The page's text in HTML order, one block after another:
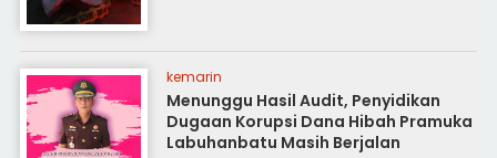
kemarin
Menunggu Hasil Audit, Penyidikan
Dugaan Korupsi Dana Hibah Pramuka
Labuhanbatu Masih Berjalan